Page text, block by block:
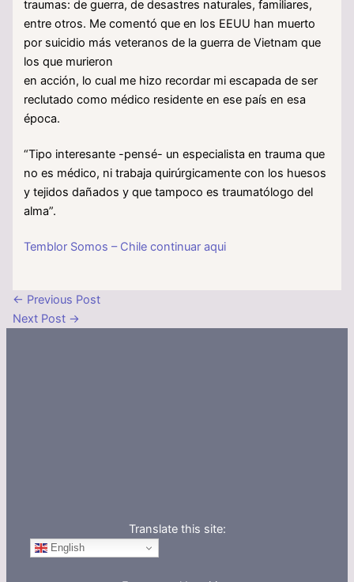
traumas: de guerra, de desastres naturales, familiares,
entre otros. Me comentó que en los EEUU han muerto
por suicidio más veteranos de la guerra de Vietnam que
los que murieron
en acción, lo cual me hizo recordar mi escapada de ser
reclutado como médico residente en ese país en esa
época.
“Tipo interesante -pensé- un especialista en trauma que
no es médico, ni trabaja quirúrgicamente con los huesos
y tejidos dañados y que tampoco es traumatólogo del
alma”.
Temblor Somos – Chile continuar aqui
← Previous Post
Next Post →
Translate this site:
English